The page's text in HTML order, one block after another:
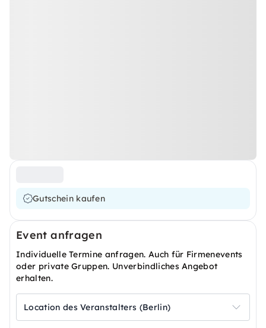
Gutschein kaufen
Event anfragen
Individuelle Termine anfragen. Auch für Firmenevents
oder private Gruppen. Unverbindliches Angebot
erhalten.
Location des Veranstalters (Berlin)